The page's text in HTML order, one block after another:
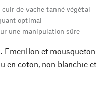
de vache tanné végétal
optimal
une manipulation sûre
Emerillon et mousqueton
en coton, non blanchie et